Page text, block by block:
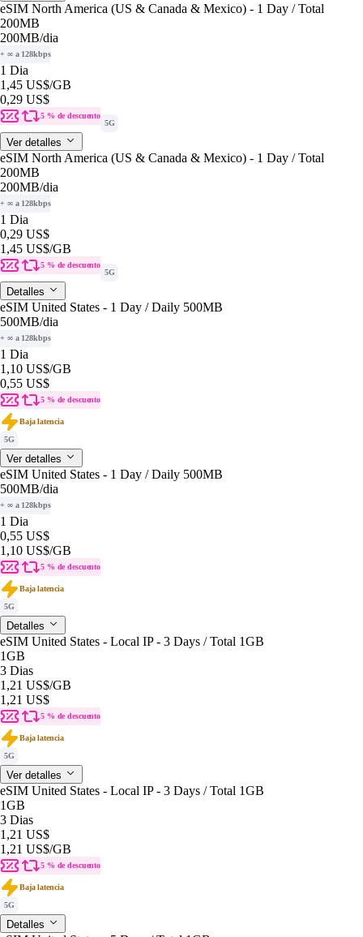
eSIM North America (US & Canada & Mexico) - 1 Day / Total
200MB
200MB/dia
+ ∞ a 128kbps
1 Dia
1,45 US$/GB
0,29 US$
5 % de descuento
5G
Ver detalles
eSIM North America (US & Canada & Mexico) - 1 Day / Total
200MB
200MB/dia
+ ∞ a 128kbps
1 Dia
0,29 US$
1,45 US$/GB
5 % de descuento
5G
Detalles
eSIM United States - 1 Day / Daily 500MB
500MB/dia
+ ∞ a 128kbps
1 Dia
1,10 US$/GB
0,55 US$
5 % de descuento
Baja latencia
5G
Ver detalles
eSIM United States - 1 Day / Daily 500MB
500MB/dia
+ ∞ a 128kbps
1 Dia
0,55 US$
1,10 US$/GB
5 % de descuento
Baja latencia
5G
Detalles
eSIM United States - Local IP - 3 Days / Total 1GB
1GB
3 Dias
1,21 US$/GB
1,21 US$
5 % de descuento
Baja latencia
5G
Ver detalles
eSIM United States - Local IP - 3 Days / Total 1GB
1GB
3 Dias
1,21 US$
1,21 US$/GB
5 % de descuento
Baja latencia
5G
Detalles